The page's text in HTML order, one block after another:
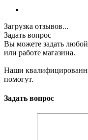
Загрузка отзывов...
Задать вопрос
Вы можете задать
или работе магазина.
Наши
помогут.
Задать вопрос